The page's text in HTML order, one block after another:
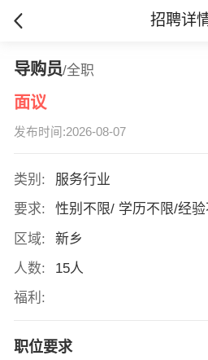
招聘详
导购员/全职
面议
发布时间:2026-08-07
类别:
服务行业
要求:
性别不限/ 学历不限/经
区域:
新乡
人数:
15人
福利:
职位要求